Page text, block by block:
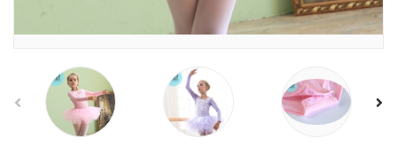
prev